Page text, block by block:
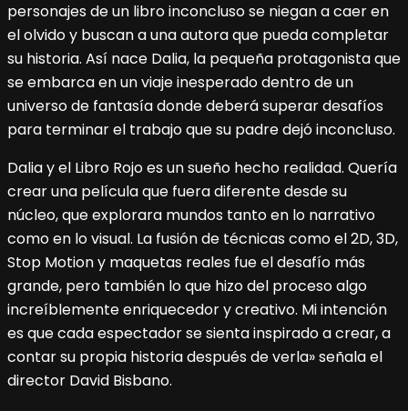
personajes de un libro inconcluso se niegan a caer en
el olvido y buscan a una autora que pueda completar
su historia. Así nace Dalia, la pequeña protagonista que
se embarca en un viaje inesperado dentro de un
universo de fantasía donde deberá superar desafíos
para terminar el trabajo que su padre dejó inconcluso.
Dalia y el Libro Rojo es un sueño hecho realidad. Quería
crear una película que fuera diferente desde su
núcleo, que explorara mundos tanto en lo narrativo
como en lo visual. La fusión de técnicas como el 2D, 3D,
Stop Motion y maquetas reales fue el desafío más
grande, pero también lo que hizo del proceso algo
increíblemente enriquecedor y creativo. Mi intención
es que cada espectador se sienta inspirado a crear, a
contar su propia historia después de verla» señala el
director David Bisbano.